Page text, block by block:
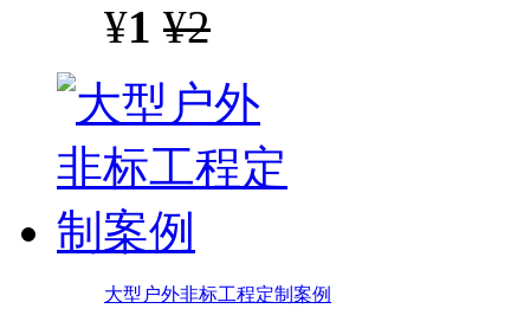
¥1 ¥2
大型户外非标工程定制案例